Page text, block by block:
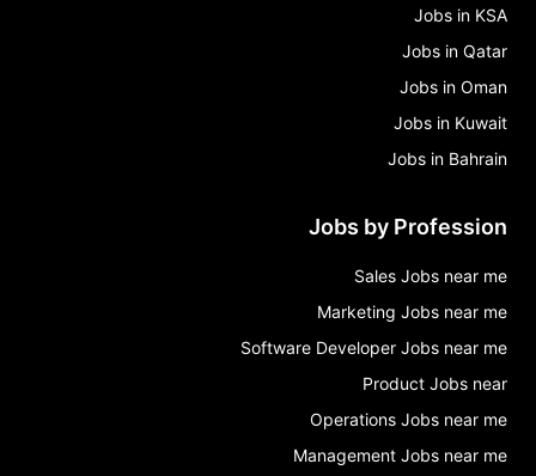
Jobs in KSA
Jobs in Qatar
Jobs in Oman
Jobs in Kuwait
Jobs in Bahrain
Jobs by Profession
Sales Jobs near me
Marketing Jobs near me
Software Developer Jobs near me
Product Jobs near
Operations Jobs near me
Management Jobs near me